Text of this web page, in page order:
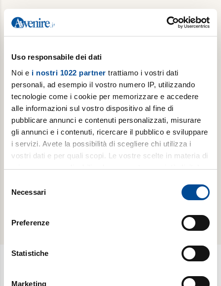
Uso responsabile dei dati
Noi e i nostri 1022 partner trattiamo i vostri dati
personali, ad esempio il vostro numero IP, utilizzando
tecnologie come i cookie per memorizzare e accedere
alle informazioni sul vostro dispositivo al fine di
pubblicare annunci e contenuti personalizzati, misurare
gli annunci e i contenuti, ricercare il pubblico e sviluppare
i servizi. Avete la possibilità di scegliere chi utilizza i
vostri dati e per quali scopi. Le vostre scelte in materia di
privacy sono applicabili solo su questa proprietà digitale
modificare o revocare il proprio consenso in qualsiasi
momento dalla Dichiarazione sui cookie o facendo clic
raccogliere informazioni sulla tua posizione
geografica, con un'approssimazione di qualche
delNecessari
Preferenze
Statistiche
Marketing
Prodotti correlati
ABBONAMENTI -
LUOGHI
DELL'INFINITO
Abbonamento
annuale
cartaceo
più
ABBONAMENTI -
LUOGHI
DELL'INFINITO
Abbonamento
annuale
digitale
Newsletter